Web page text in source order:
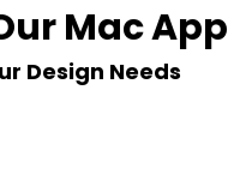
Mac App
Design Needs